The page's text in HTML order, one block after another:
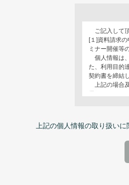
ご記入して
[１]資料請求
ミナー開催等
個人情報は
た、利用目的
契約書を締結
上記の場合
ご提供いた
認させて頂い
株式会社ア
上記の個人情報の取り扱い